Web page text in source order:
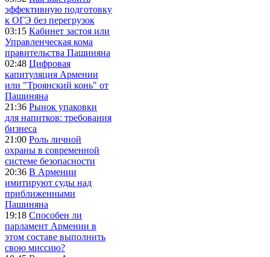
эффективную подготовку
к ОГЭ без перегрузок
03:15 Кабинет застоя или
Управленческая кома
правительства Пашиняна
02:48 Цифровая
капитуляция Армении
или "Троянский конь" от
Пашиняна
21:36 Рынок упаковки
для напитков: требования
бизнеса
21:00 Роль личной
охраны в современной
системе безопасности
20:36 В Армении
имитируют суды над
приближенными
Пашиняна
19:18 Способен ли
парламент Армении в
этом составе выполнить
свою миссию?